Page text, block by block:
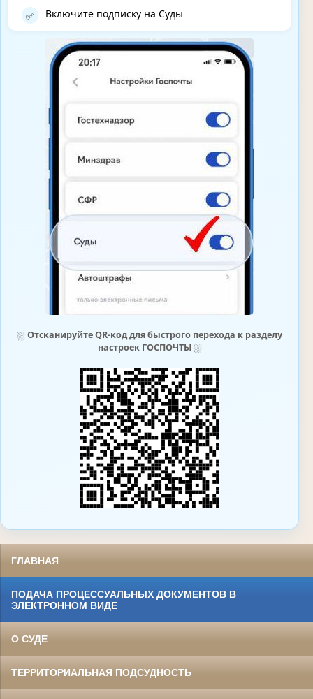
✅ Включите подписку на Суды
⛆ Отсканируйте QR-код для быстрого перехода к разделу
настроек ГОСПОЧТЫ⛆
ГЛАВНАЯ
ПОДАЧА ПРОЦЕССУАЛЬНЫХ ДОКУМЕНТОВ В
ЭЛЕКТРОННОМ ВИДЕ
О СУДЕ
ТЕРРИТОРИАЛЬНАЯ ПОДСУДНОСТЬ